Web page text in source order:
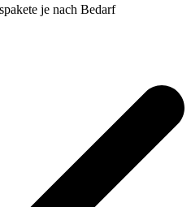
je nach Bedarf